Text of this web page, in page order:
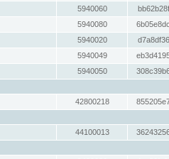
5940060
5940080
5940020
5940049
5940050
42800218
44100013